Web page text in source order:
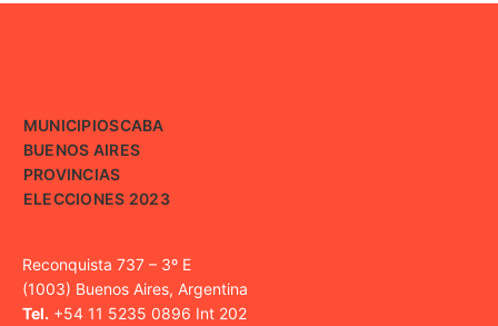
MUNICIPIOSCABA
BUENOS AIRES
PROVINCIAS
ELECCIONES 2023
Reconquista 737 – 3º E
(1003) Buenos Aires, Argentina
Tel. +54 11 5235 0896 Int 202